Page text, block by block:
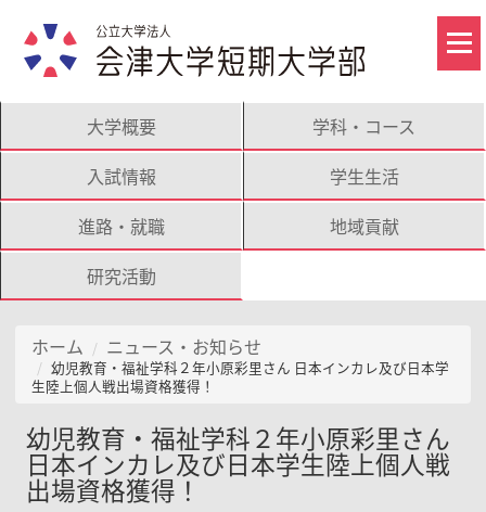
大学概要
学科・コース
入試情報
学生生活
進路・就職
地域貢献
研究活動
ホーム ニュース・お知らせ
幼児教育・福祉学科２年小原彩里さん 日本インカレ及び日本学
生陸上個人戦出場資格獲得！
幼児教育・福祉学科２年小原彩里さん
日本インカレ及び日本学生陸上個人戦
出場資格獲得！